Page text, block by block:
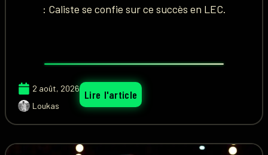
: Caliste se confie sur ce succès en LEC.
2 août, 2026
Loukas
Lire l'article